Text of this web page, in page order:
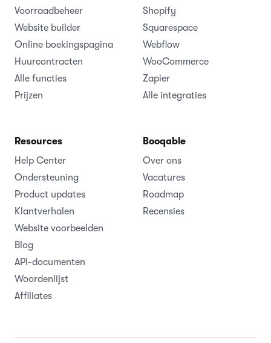
Voorraadbeheer
Website builder
Online boekingspagina
Huurcontracten
Alle functies
Prijzen
Shopify
Squarespace
Webflow
WooCommerce
Zapier
Alle integraties
Resources
Help Center
Ondersteuning
Product updates
Klantverhalen
Website voorbeelden
Blog
API-documenten
Woordenlijst
Affiliates
Booqable
Over ons
Vacatures
Roadmap
Recensies